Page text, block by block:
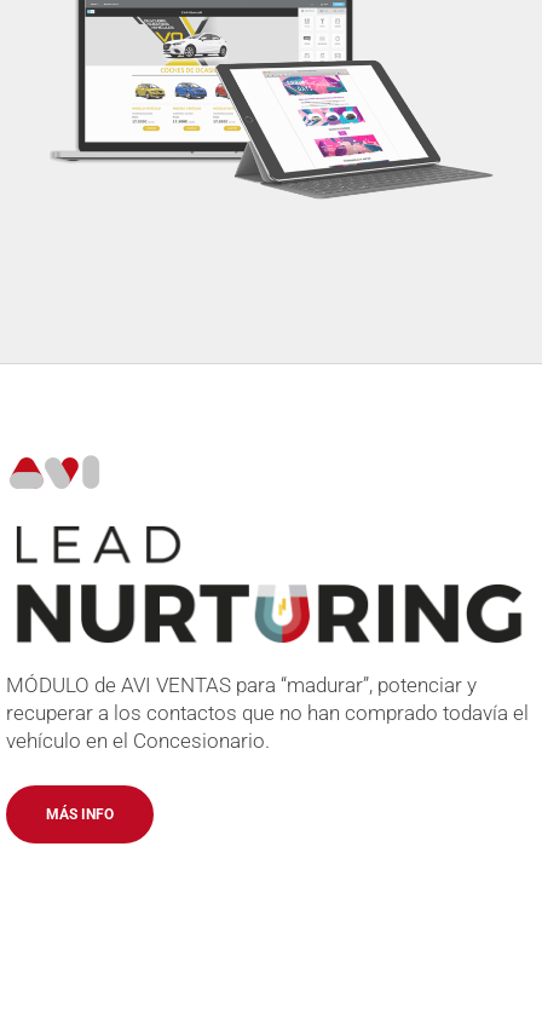
MÓDULO de AVI VENTAS para “madurar”, potenciar y
recuperar a los contactos que no han comprado todavía el
vehículo en el Concesionario.
MÁS INFO